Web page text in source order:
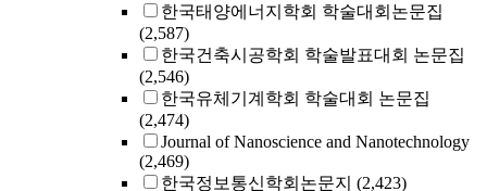
한국태양에너지학회 학술대회논문집
(2,587)
한국건축시공학회 학술발표대회 논문집
(2,546)
한국유체기계학회 학술대회 논문집
(2,474)
Journal of Nanoscience and Nanotechnology
(2,469)
한국정보통신학회논문지 (2,423)